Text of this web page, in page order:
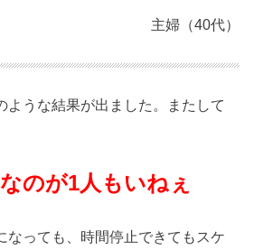
主婦（40代）
ような結果が出ました。またして
のが1人もいねぇ
なっても、時間停止できてもスケ